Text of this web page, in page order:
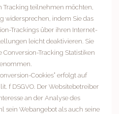
Tracking teilnehmen möchten,
widersprechen, indem Sie das
Trackings über ihren Internet-
leicht deaktivieren. Sie
Tracking Statistiken
Cookies” erfolgt auf
f DSGVO. Der Websitebetreiber
an der Analyse des
sein Webangebot als auch seine